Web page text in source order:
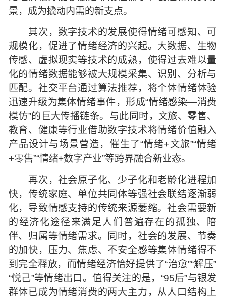
景，成为撬动内需的新支点。
其次，数字技术的发展使得情绪可感知、可
规模化，促进了情绪经济的兴起。大数据、生物
传感、虚拟现实等技术的成熟，使得过去难以量
化的情绪数据能够被大规模采集、识别、分析与
匹配。社交平台通过算法推荐，将个体情绪体验
迅速升级为集体情绪事件，形成“情绪感染—消费
模仿”的巨大传播链条。与此同时，文旅、零售、
教育、健康等行业借助数字技术将情绪价值融入
产品设计与场景营造，催生了“情绪+文旅”“情绪
+零售”“情绪+数字产业”等跨界融合新业态。
再次，社会原子化、少子化和老龄化进程加
快，传统家庭、单位共同体等强社会联结逐渐弱
化，导致情感支持的传统来源萎缩。社会需要新
的经济化途径来满足人们普遍存在的孤独、陪
伴、归属等情绪需求。同时，社会的发展、节奏
的加快，压力、焦虑、不安全感等集体情绪得不
到完全释放，而情绪经济恰好提供了“治愈”“解压”
“悦己”等情绪出口。值得关注的是，“95后”与银发
群体已成为情绪消费的两大主力，从人口结构上